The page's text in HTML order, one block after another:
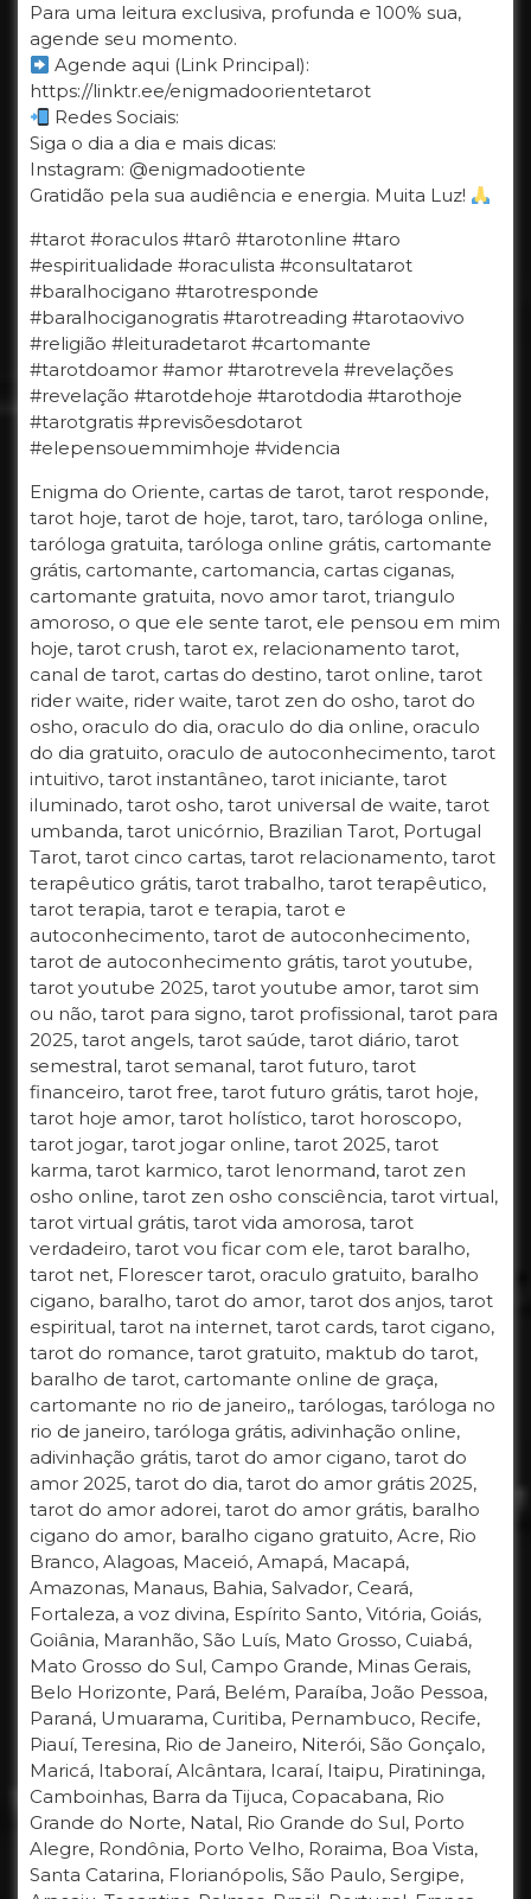
Para uma leitura exclusiva, profunda e 100% sua,
agende seu momento.
Agende aqui (Link Principal):
https://linktr.ee/enigmadoorientetarot
Redes Sociais:
Siga o dia a dia e mais dicas:
Instagram: @enigmadootiente
Gratidão pela sua audiência e energia. Muita Luz!
#tarot #oraculos #tarô #tarotonline #taro
#espiritualidade #oraculista #consultatarot
#baralhocigano #tarotresponde
#baralhociganogratis #tarotreading #tarotaovivo
#religião #leituradetarot #cartomante
#tarotdoamor #amor #tarotrevela #revelações
#revelação #tarotdehoje #tarotdodia #tarothoje
#tarotgratis #previsõesdotarot
#elepensouemmimhoje #videncia
Enigma do Oriente, cartas de tarot, tarot responde,
tarot hoje, tarot de hoje, tarot, taro, taróloga online,
taróloga gratuita, taróloga online grátis, cartomante
grátis, cartomante, cartomancia, cartas ciganas,
cartomante gratuita, novo amor tarot, triangulo
amoroso, o que ele sente tarot, ele pensou em mim
hoje, tarot crush, tarot ex, relacionamento tarot,
canal de tarot, cartas do destino, tarot online, tarot
rider waite, rider waite, tarot zen do osho, tarot do
osho, oraculo do dia, oraculo do dia online, oraculo
do dia gratuito, oraculo de autoconhecimento, tarot
intuitivo, tarot instantâneo, tarot iniciante, tarot
iluminado, tarot osho, tarot universal de waite, tarot
umbanda, tarot unicórnio, Brazilian Tarot, Portugal
Tarot, tarot cinco cartas, tarot relacionamento, tarot
terapêutico grátis, tarot trabalho, tarot terapêutico,
tarot terapia, tarot e terapia, tarot e
autoconhecimento, tarot de autoconhecimento,
tarot de autoconhecimento grátis, tarot youtube,
tarot youtube 2025, tarot youtube amor, tarot sim
ou não, tarot para signo, tarot profissional, tarot para
2025, tarot angels, tarot saúde, tarot diário, tarot
semestral, tarot semanal, tarot futuro, tarot
financeiro, tarot free, tarot futuro grátis, tarot hoje,
tarot hoje amor, tarot holístico, tarot horoscopo,
tarot jogar, tarot jogar online, tarot 2025, tarot
karma, tarot karmico, tarot lenormand, tarot zen
osho online, tarot zen osho consciência, tarot virtual,
tarot virtual grátis, tarot vida amorosa, tarot
verdadeiro, tarot vou ficar com ele, tarot baralho,
tarot net, Florescer tarot, oraculo gratuito, baralho
cigano, baralho, tarot do amor, tarot dos anjos, tarot
espiritual, tarot na internet, tarot cards, tarot cigano,
tarot do romance, tarot gratuito, maktub do tarot,
baralho de tarot, cartomante online de graça,
cartomante no rio de janeiro,, tarólogas, taróloga no
rio de janeiro, taróloga grátis, adivinhação online,
adivinhação grátis, tarot do amor cigano, tarot do
amor 2025, tarot do dia, tarot do amor grátis 2025,
tarot do amor adorei, tarot do amor grátis, baralho
cigano do amor, baralho cigano gratuito, Acre, Rio
Branco, Alagoas, Maceió, Amapá, Macapá,
Amazonas, Manaus, Bahia, Salvador, Ceará,
Fortaleza, a voz divina, Espírito Santo, Vitória, Goiás,
Goiânia, Maranhão, São Luís, Mato Grosso, Cuiabá,
Mato Grosso do Sul, Campo Grande, Minas Gerais,
Belo Horizonte, Pará, Belém, Paraíba, João Pessoa,
Paraná, Umuarama, Curitiba, Pernambuco, Recife,
Piauí, Teresina, Rio de Janeiro, Niterói, São Gonçalo,
Maricá, Itaboraí, Alcântara, Icaraí, Itaipu, Piratininga,
Camboinhas, Barra da Tijuca, Copacabana, Rio
Grande do Norte, Natal, Rio Grande do Sul, Porto
Alegre, Rondônia, Porto Velho, Roraima, Boa Vista,
Santa Catarina, Florianópolis, São Paulo, Sergipe,